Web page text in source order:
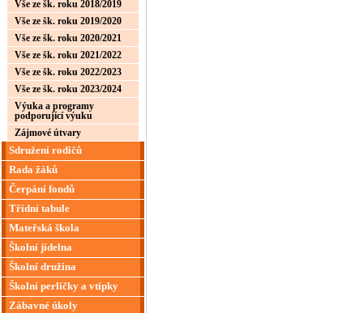
Vše ze šk. roku 2018/2019
Vše ze šk. roku 2019/2020
Vše ze šk. roku 2020/2021
Vše ze šk. roku 2021/2022
Vše ze šk. roku 2022/2023
Vše ze šk. roku 2023/2024
Výuka a programy
podporující výuku
Zájmové útvary
Sdružení rodičů
Rada žáků
Čerpání fondů
Třídní tabule
Mateřská škola
Školní jídelna
Školní družina
Školní perličky a vtípky
Zábavné úkoly